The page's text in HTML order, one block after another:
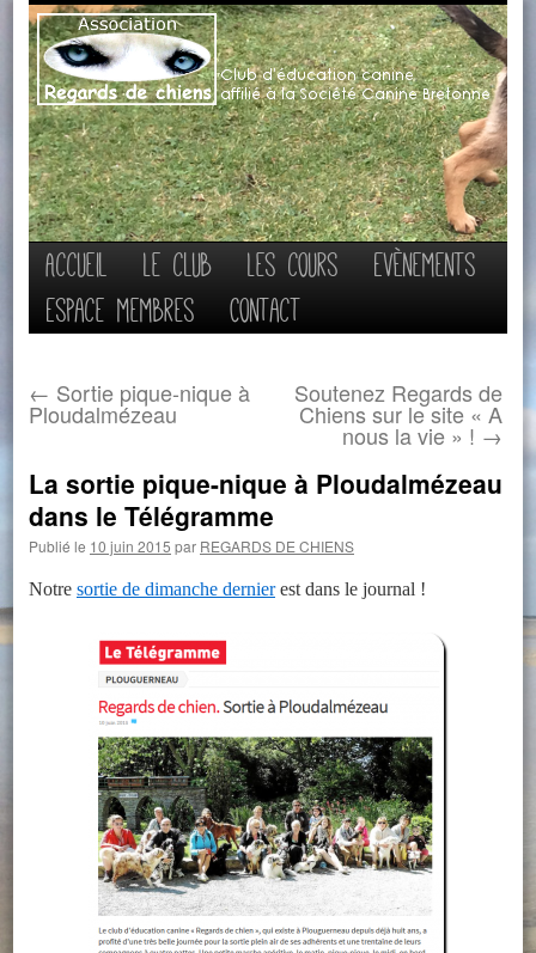
Aller
au
Accueil Le club Les cours
Evènements
Espace membres
Contact
← Sortie pique-nique à
Ploudalmézeau
Soutenez Regards de
Chiens sur le site « A
nous la vie » ! →
La sortie pique-nique à Ploudalmézeau
dans le Télégramme
Publié le 10 juin 2015 par REGARDS DE CHIENS
Notre sortie de dimanche dernierest dans le journal !